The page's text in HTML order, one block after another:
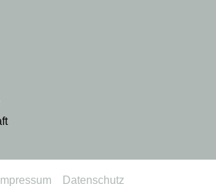
Impressum Datenschutz